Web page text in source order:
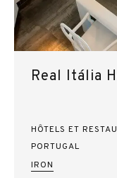
Real Itália
HÔTELS ET
PORTUGAL
IRON